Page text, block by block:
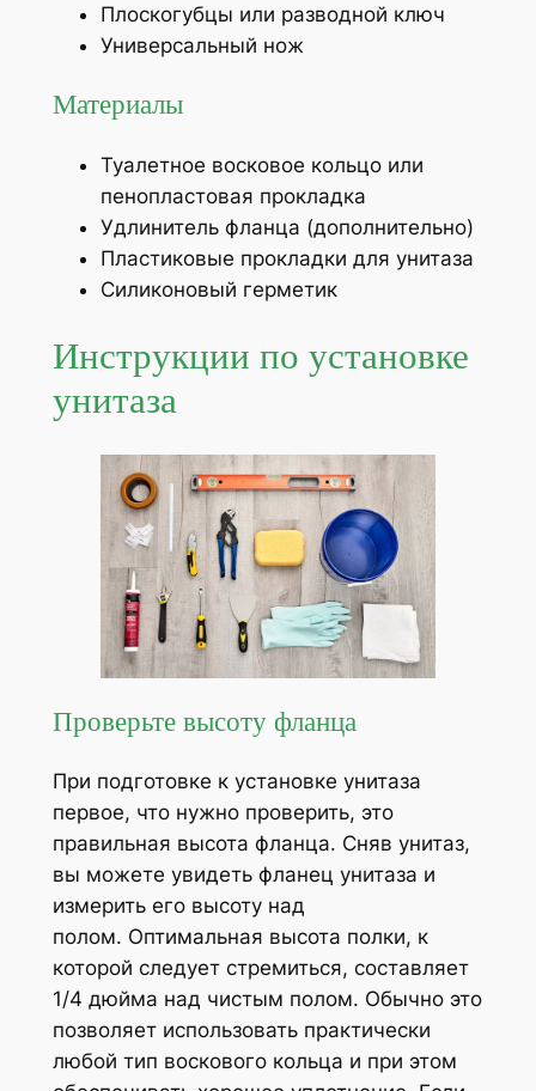
Плоскогубцы или разводной ключ
Универсальный нож
Материалы
Туалетное восковое кольцо или
пенопластовая прокладка
Удлинитель фланца (дополнительно)
Пластиковые прокладки для унитаза
Силиконовый герметик
Инструкции по установке
унитаза
Проверьте высоту фланца
При подготовке к установке унитаза
первое, что нужно проверить, это
правильная высота фланца. Сняв унитаз,
вы можете увидеть фланец унитаза и
измерить его высоту над
полом. Оптимальная высота полки, к
которой следует стремиться, составляет
1/4 дюйма над чистым полом. Обычно это
позволяет использовать практически
любой тип воскового кольца и при этом